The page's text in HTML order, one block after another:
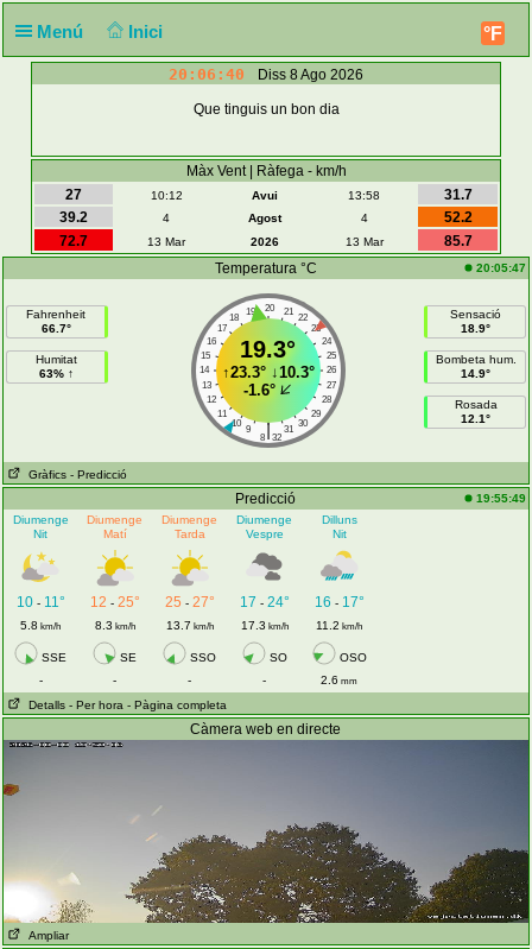
Menú Inici °F
20:06:41 Diss 8 Ago 2026
Que tinguis un bon dia
Màx Vent | Ràfega - km/h
27
10:12 Avui 13:58
31.7
39.2
4 Agost 4
52.2
72.7
13 Mar 2026 13 Mar
85.7
Temperatura °C
20:05:47
Fahrenheit
66.7°
Humitat
63% ↑
20
19 21
18
22
17
23
16
24
15
25
14
26
13
27
12
28
11
29
10
30
9 31
|
8 32
19.3°
↑23.3°↓10.3°
-1.6°
Sensació
18.9°
Bombeta hum.
14.9°
Rosada
12.1°
Gràfics - Predicció
Predicció
19:55:49
Diumenge
Nit
Diumenge
Matí
Diumenge
Tarda
Diumenge
Vespre
Dilluns
Nit
10- 11° 12 - 25° 25 - 27° 17 - 24° 16 - 17°
5.8 km/h 8.3 km/h 13.7 km/h 17.3 km/h 11.2 km/h
SSE SE SSO SO
OSO
-
- - - 2.6 mm
Detalls - Per hora - Pàgina completa
Càmera web en directe
Ampliar